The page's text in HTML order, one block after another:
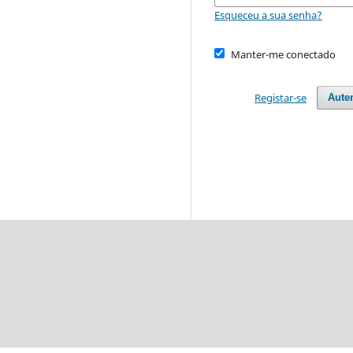
Esqueceu a sua senha?
Manter-me conectado
Registar-se